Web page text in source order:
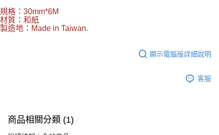
規格：30mm*6M
材質：和紙
製造地：Made in Taiwan.
顯示電腦版詳細說明
客服
商品相關分類 (1)